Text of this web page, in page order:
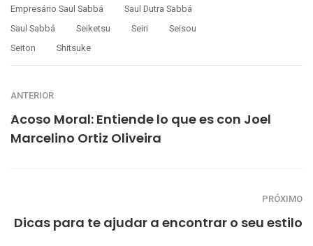
Empresário Saul Sabbá
Saul Dutra Sabbá
Saul Sabbá
Seiketsu Seiri
Seisou
Seiton
Shitsuke
ANTERIOR
Acoso Moral: Entiende lo que es con Joel
Marcelino Ortiz Oliveira
PRÓXIMO
Dicas para te ajudar a encontrar o seu estilo